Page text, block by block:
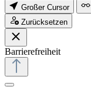
Großer Cursor
Zurücksetzen
Barrierefreiheit